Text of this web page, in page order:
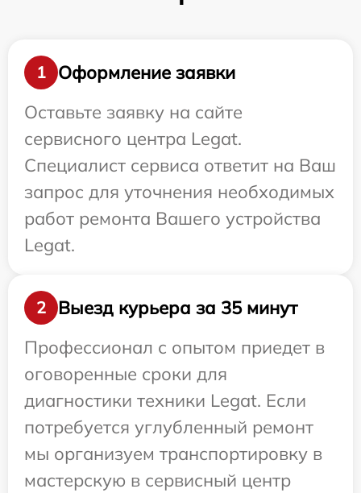
1
Оформление заявки
Оставьте заявку на сайте
сервисного центра Legat.
Специалист сервиса ответит на Ваш
запрос для уточнения необходимых
работ ремонта Вашего устройства
Legat.
2
Выезд курьера за 35 минут
Профессионал с опытом приедет в
оговоренные сроки для
диагностики техники Legat. Если
потребуется углубленный ремонт
мы организуем транспортировку в
мастерскую в сервисный центр